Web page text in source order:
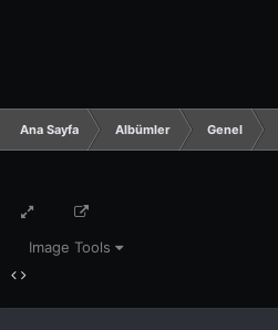
Ana Sayfa Albümler Genel
Image Tools